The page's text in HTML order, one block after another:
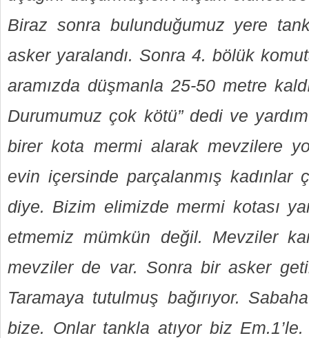
Biraz sonra bulunduğumuz yere
asker yaralandı. Sonra 4. bölük
aramızda düşmanla 25-50 metre
Durumumuz çok kötü” dedi ve
birer kota mermi alarak mevzilere
evin içersinde parçalanmış kadınlar
diye. Bizim elimizde mermi kotası
etmemiz mümkün değil. Mevziler
mevziler de var. Sonra bir asker
Taramaya tutulmuş bağırıyor.
bize. Onlar tankla atıyor biz